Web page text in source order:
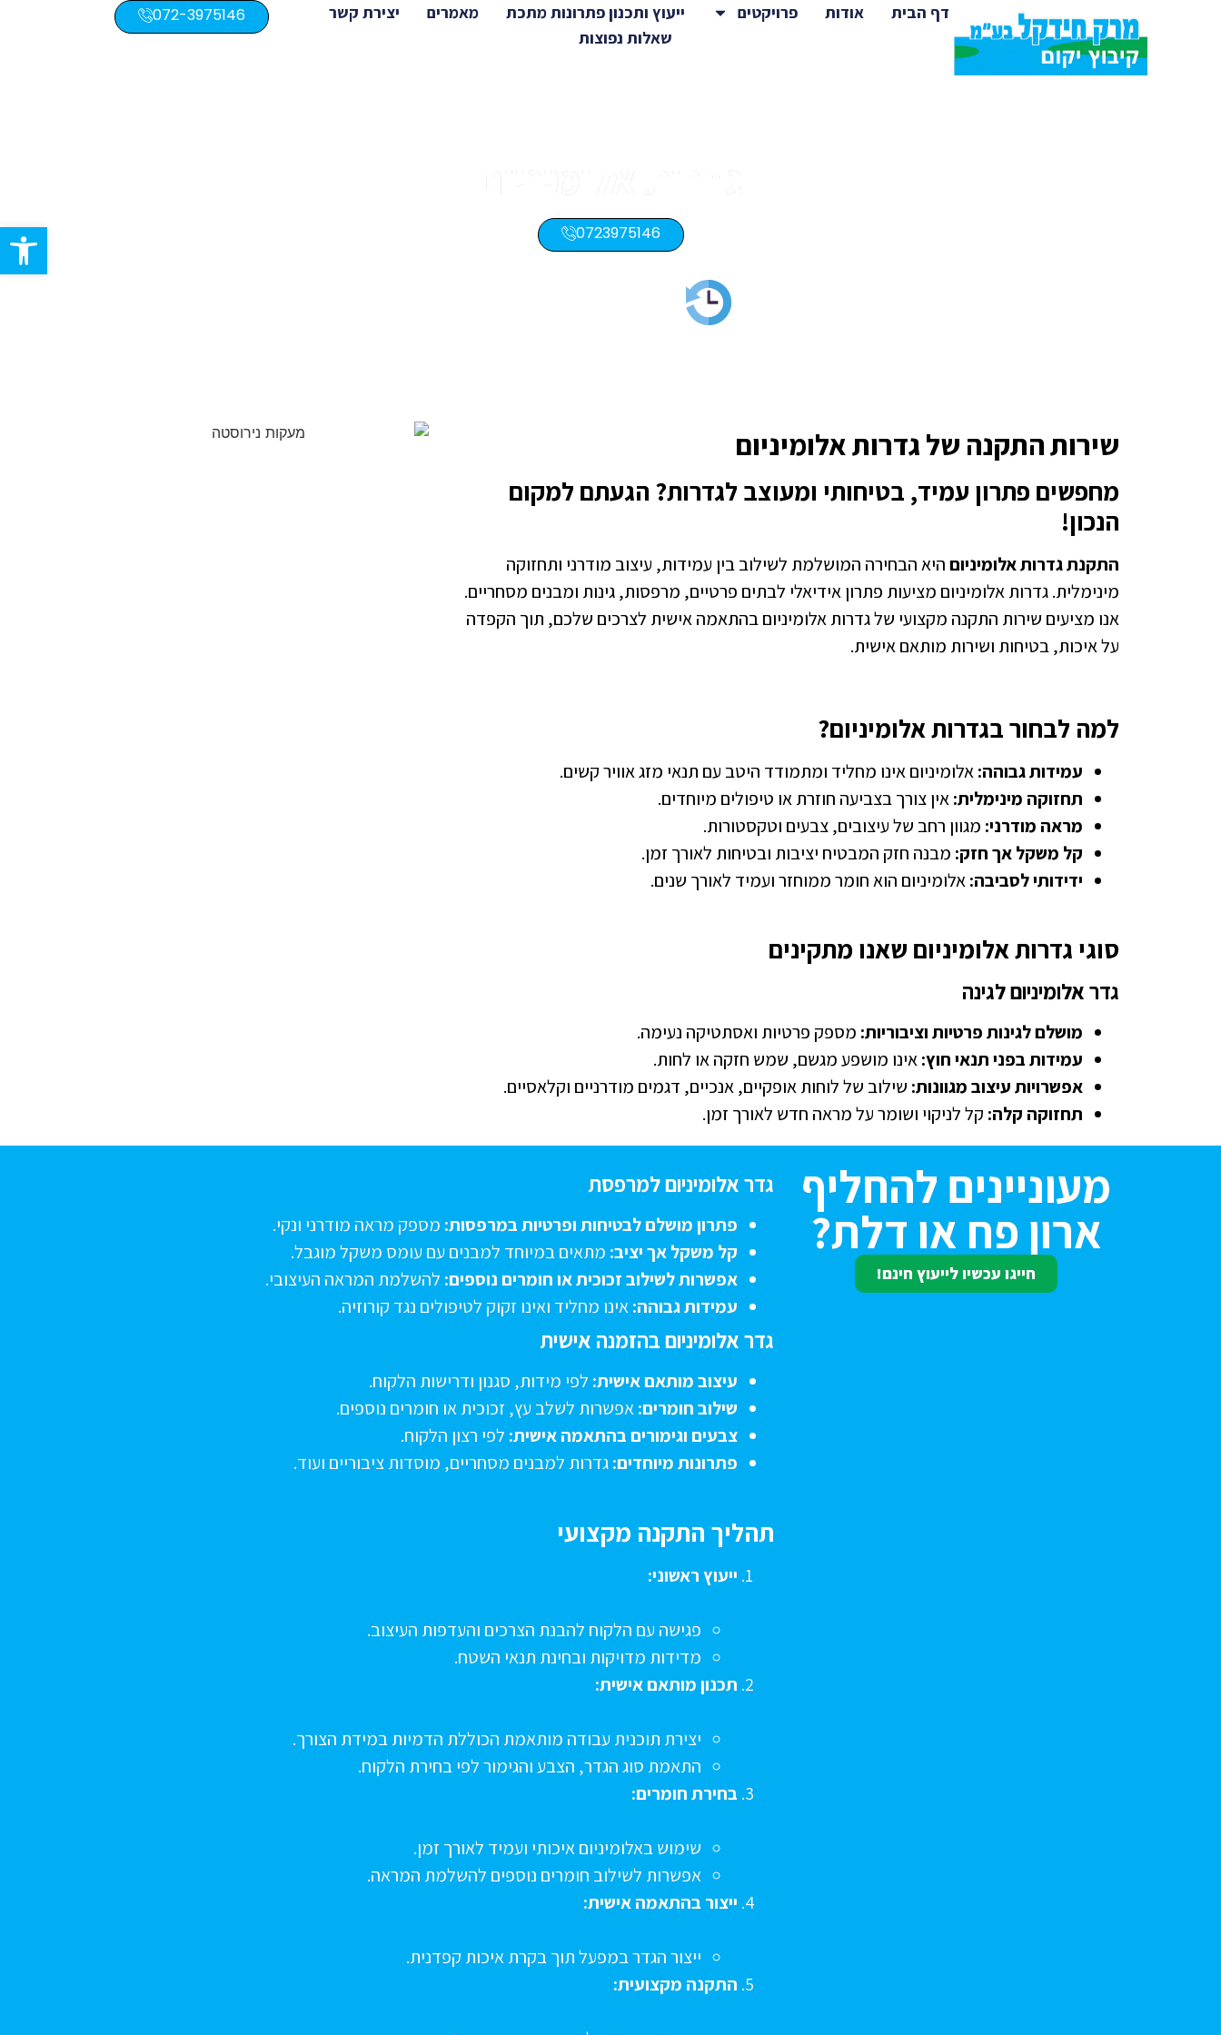
פתח
דף הבית אודות פרויקטים ייעוץ ותכנון פתרונות מתכת מאמרים
יצירת קשר
שאלות נפוצות
072-3975146
0723975146
שירות התקנה של גדרות אלומיניום
מחפשים פתרון עמיד, בטיחותי ומעוצב לגדרות? הגעתם למקום
הנכון!
התקנת גדרות אלומיניוםהיא הבחירה המושלמת לשילוב בין עמידות, עיצוב מודרני ותחזוקה
מינימלית. גדרות אלומיניום מציעות פתרון אידיאלי לבתים פרטיים, מרפסות, גינות ומבנים מסחריים.
אנו מציעים שירות התקנה מקצועי של גדרות אלומיניום בהתאמה אישית לצרכים שלכם, תוך הקפדה
על איכות, בטיחות ושירות מותאם אישית.
למה לבחור בגדרות אלומיניום?
עמידות גבוהה:אלומיניום אינו מחליד ומתמודד היטב עם תנאי מזג אוויר קשים.
תחזוקה מינימלית:אין צורך בצביעה חוזרת או טיפולים מיוחדים.
מראה מודרני: מגוון רחב של עיצובים, צבעים וטקסטורות.
קל משקל אך חזק: מבנה חזק המבטיח יציבות ובטיחות לאורך זמן.
ידידותי לסביבה:אלומיניום הוא חומר ממוחזר ועמיד לאורך שנים.
סוגי גדרות אלומיניום שאנו מתקינים
גדר אלומיניום לגינה
מושלם לגינות פרטיות וציבוריות: מספק פרטיות ואסתטיקה נעימה.
עמידות בפני תנאי חוץ:אינו מושפע מגשם, שמש חזקה או לחות.
אפשרויות עיצוב מגוונות: שילוב של לוחות אופקיים, אנכיים, דגמים מודרניים וקלאסיים.
תחזוקה קלה: קל לניקוי ושומר על מראה חדש לאורך זמן.
מעוניינים להחליף
ארון פח או דלת?
חייגו עכשיו לייעוץ חינם!
גדר אלומיניום למרפסת
פתרון מושלם לבטיחות ופרטיות במרפסות: מספק מראה מודרני ונקי.
קל משקל אך יציב: מתאים במיוחד למבנים עם עומס משקל מוגבל.
אפשרות לשילוב זכוכית או חומרים נוספים: להשלמת המראה העיצובי.
עמידות גבוהה:אינו מחליד ואינו זקוק לטיפולים נגד קורוזיה.
גדר אלומיניום בהזמנה אישית
עיצוב מותאם אישית: לפי מידות, סגנון ודרישות הלקוח.
שילוב חומרים:אפשרות לשלב עץ, זכוכית או חומרים נוספים.
צבעים וגימורים בהתאמה אישית: לפי רצון הלקוח.
פתרונות מיוחדים:גדרות למבנים מסחריים, מוסדות ציבוריים ועוד.
תהליך התקנה מקצועי
ייעוץ ראשוני:
פגישה עם הלקוח להבנת הצרכים והעדפות העיצוב.
מדידות מדויקות ובחינת תנאי השטח.
תכנון מותאם אישית:
יצירת תוכנית עבודה מותאמת הכוללת הדמיות במידת הצורך.
התאמת סוג הגדר, הצבע והגימור לפי בחירת הלקוח.
בחירת חומרים:
שימוש באלומיניום איכותי ועמיד לאורך זמן.
אפשרות לשילוב חומרים נוספים להשלמת המראה.
ייצור בהתאמה אישית:
ייצור הגדר במפעל תוך בקרת איכות קפדנית.
התקנה מקצועית: